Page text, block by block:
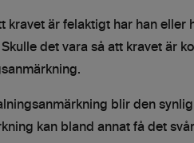
kravet är felaktigt har han eller
det vara så att kravet är
blir den
kan bland annat få det